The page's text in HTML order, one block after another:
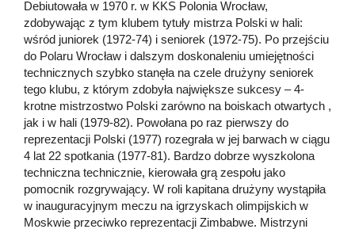
Debiutowała w 1970 r. w KKS Polonia Wrocław,
zdobywając z tym klubem tytuły mistrza Polski w hali:
wśród juniorek (1972-74) i seniorek (1972-75). Po przejściu
do Polaru Wrocław i dalszym doskonaleniu umiejętności
technicznych szybko stanęła na czele drużyny seniorek
tego klubu, z którym zdobyła największe sukcesy – 4-
krotne mistrzostwo Polski zarówno na boiskach otwartych ,
jak i w hali (1979-82). Powołana po raz pierwszy do
reprezentacji Polski (1977) rozegrała w jej barwach w ciągu
4 lat 22 spotkania (1977-81). Bardzo dobrze wyszkolona
techniczna technicznie, kierowała grą zespołu jako
pomocnik rozgrywający. W roli kapitana drużyny wystąpiła
w inauguracyjnym meczu na igrzyskach olimpijskich w
Moskwie przeciwko reprezentacji Zimbabwe. Mistrzyni